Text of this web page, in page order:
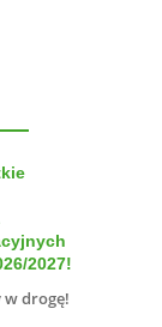
2027!
w drogę!